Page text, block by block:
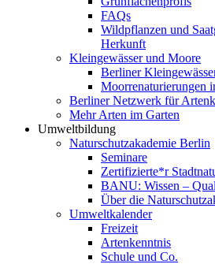
FAQs
Wildpflanzen und
Herkunft
Kleingewässer und Moore
Berliner
Moorrenaturierungen
Berliner Netzwerk für
Mehr Arten im Garten
Umweltbildung
Naturschutzakademie Berlin
Seminare
Zertifizierte*r
BANU: Wissen –
Über die
Umweltkalender
Freizeit
Artenkenntnis
Schule und Co.